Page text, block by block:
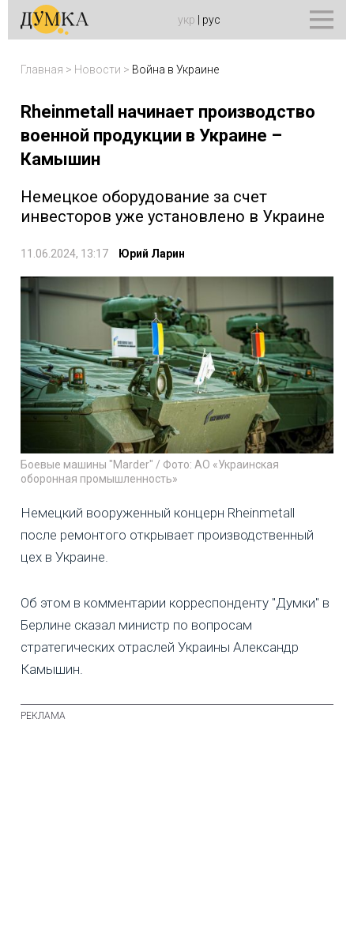
укр рус
Главная > Новости > Война в Украине
Rheinmetall начинает производство
военной продукции в Украине –
Камышин
Немецкое оборудование за счет
инвесторов уже установлено в Украине
11.06.2024, 13:17 Юрий Ларин
Боевые машины "Marder" / Фото: АО «Украинская
оборонная промышленность»
Немецкий вооруженный концерн Rheinmetall
после ремонтого открывает производственный
цех в Украине.
Об этом в комментарии корреспонденту "Думки" в
Берлине сказал министр по вопросам
стратегических отраслей Украины Александр
Камышин.